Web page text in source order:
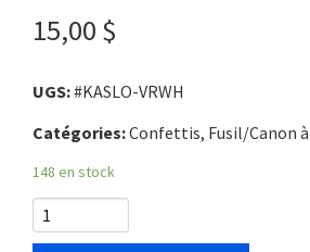
15,00 $
UGS:#KASLO-VRWH
Catégories:Confettis, Fusil/Canon
148 en stock